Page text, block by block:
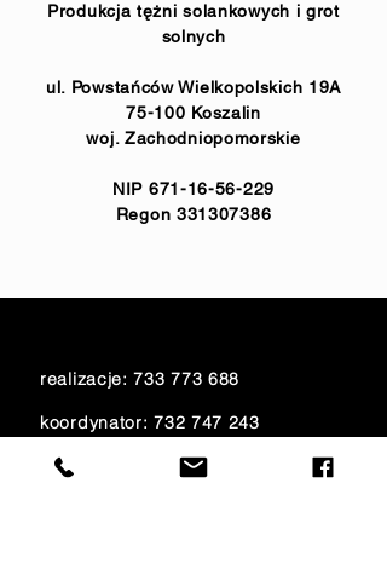
Produkcja tężni solankowych i grot
solnych
ul. Powstańców Wielkopolskich 19A
75-100 Koszalin
woj. Zachodniopomorskie
NIP 671-16-56-229
Regon 331307386
realizacje:733 773 688
koordynator:732 747 243
biuro:
515 150 340